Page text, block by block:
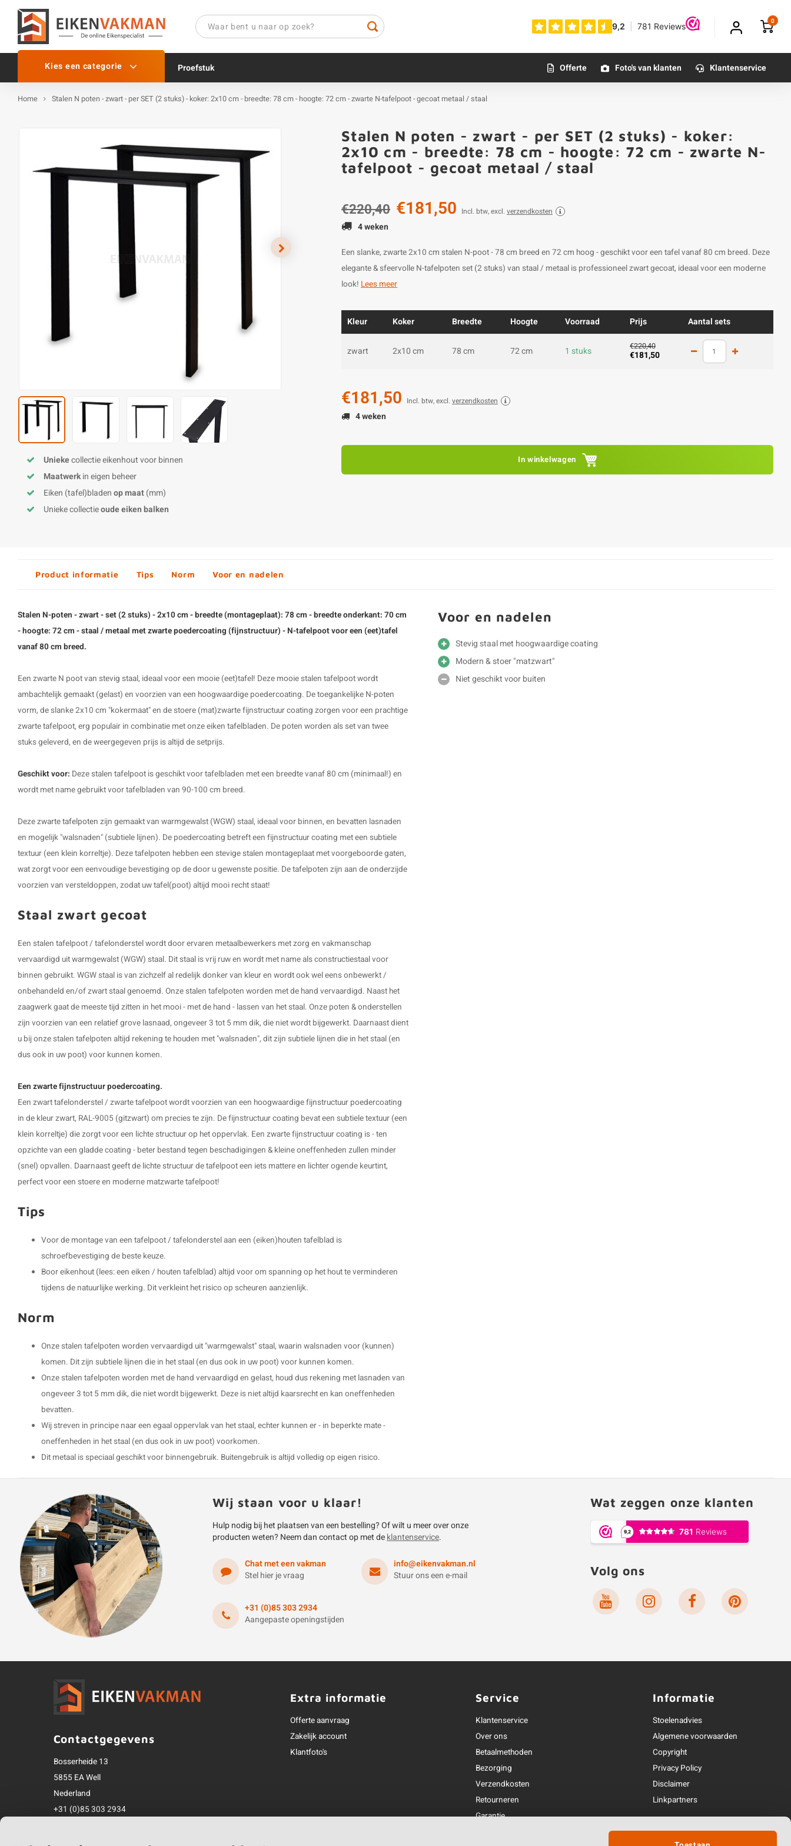
0
Kies een categorie Proefstuk Offerte Foto's van klanten Klantenservice
Home Stalen N poten - zwart - per SET (2 stuks) - koker: 2x10 cm - breedte: 78 cm - hoogte: 72 cm - zwarte N-tafelpoot - gecoat metaal / staal
Uniekecollectie eikenhout voor binnen
Maatwerkin eigen beheer
Eiken (tafel)bladenop maat(mm)
Unieke collectieoude eiken balken
Stalen N poten - zwart - per SET (2 stuks) - koker:
2x10 cm - breedte: 78 cm - hoogte: 72 cm - zwarte N-
tafelpoot - gecoat metaal / staal
€220,40 €181,50 Incl. btw, excl. verzendkosten
4 weken
Een slanke, zwarte 2x10 cm stalen N-poot - 78 cm breed en 72 cm hoog - geschikt voor een tafel vanaf 80 cm breed. Deze
elegante & sfeervolle N-tafelpoten set (2 stuks) van staal / metaal is professioneel zwart gecoat, ideaal voor een moderne
look! Lees meer
Kleur Koker Breedte Hoogte Voorraad Prijs Aantal sets
zwart 2x10 cm 78 cm 72 cm 1 stuks €220,40
€181,50
€181,50 Incl. btw, excl. verzendkosten
4 weken
In winkelwagen
Product informatie Tips Norm Voor en nadelen
Stalen N-poten - zwart - set (2 stuks) - 2x10 cm - breedte (montageplaat): 78 cm - breedte onderkant: 70 cm
- hoogte: 72 cm - staal / metaal met zwarte poedercoating (fijnstructuur) - N-tafelpootvoor een (eet)tafel
vanaf 80 cm breed.
Een zwarte N poot van stevig staal, ideaal voor een mooie (eet)tafel! Deze mooie stalen tafelpoot wordt
ambachtelijk gemaakt (gelast) en voorzien van een hoogwaardige poedercoating. De toegankelijke N-poten
vorm, de slanke 2x10 cm "kokermaat" en de stoere (mat)zwarte fijnstructuur coating zorgen voor een prachtige
zwarte tafelpoot, erg populair in combinatie met onze eiken tafelbladen. De poten worden als set van twee
stuks geleverd, en de weergegeven prijs is altijd de setprijs.
Geschikt voor: Dezestalen tafelpoot is geschikt voor tafelbladen met een breedte vanaf 80 cm (minimaal!) en
wordt met name gebruikt voor tafelbladen van 90-100 cm breed.
Dezezwarte tafelpoten zijn gemaakt van warmgewalst (WGW) staal, ideaal voor binnen, en bevatten lasnaden
en mogelijk "walsnaden" (subtiele lijnen). De poedercoating betreft een fijnstructuur coating met een subtiele
textuur (een klein korreltje). Deze tafelpoten hebben een stevige stalen montageplaat met voorgeboorde gaten,
wat zorgt voor een eenvoudige bevestiging op de door u gewenste positie. De tafelpoten zijn aan de onderzijde
voorzien van versteldoppen, zodat uw tafel(poot) altijd mooi recht staat!
Staal zwart gecoat
Een stalen tafelpoot / tafelonderstel wordt door ervaren metaalbewerkers met zorg en vakmanschap
vervaardigd uit warmgewalst (WGW) staal. Dit staal is vrij ruw en wordt met name als constructiestaal voor
binnen gebruikt. WGW staal is van zichzelf al redelijk donker van kleur en wordt ook wel eens onbewerkt /
onbehandeld en/of zwart staal genoemd. Onze stalen tafelpoten worden met de hand vervaardigd. Naast het
zaagwerk gaat de meeste tijd zitten in het mooi - met de hand - lassen van het staal. Onze poten & onderstellen
zijn voorzien van een relatief grove lasnaad, ongeveer 3 tot 5 mm dik, die niet wordt bijgewerkt. Daarnaast dient
u bij onze stalen tafelpoten altijd rekening te houden met "walsnaden", dit zijn subtiele lijnen die in het staal (en
dus ook in uw poot) voor kunnen komen.
Een zwarte fijnstructuur poedercoating.
Een zwart tafelonderstel / zwarte tafelpoot wordt voorzien van een hoogwaardige fijnstructuur poedercoating
in de kleur zwart, RAL-9005 (gitzwart) om precies te zijn. De fijnstructuur coating bevat een subtiele textuur (een
klein korreltje) die zorgt voor een lichte structuur op het oppervlak. Een zwarte fijnstructuur coating is - ten
opzichte van een gladde coating - beter bestand tegen beschadigingen & kleine oneffenheden zullen minder
(snel) opvallen. Daarnaast geeft de lichte structuur de tafelpoot een iets mattere en lichter ogende keurtint,
perfect voor een stoere en moderne matzwarte tafelpoot!
Tips
Voor de montage van een tafelpoot / tafelonderstel aan een (eiken)houten tafelblad is
schroefbevestiging de beste keuze.
Boor eikenhout (lees: een eiken / houten tafelblad) altijd voor om spanning op het hout te verminderen
tijdens de natuurlijke werking. Dit verkleint het risico op scheuren aanzienlijk.
Norm
Onze stalen tafelpoten worden vervaardigd uit "warmgewalst" staal, waarin walsnaden voor (kunnen)
komen. Dit zijn subtiele lijnen die in het staal (en dus ook in uw poot) voor kunnen komen.
Onze stalen tafelpoten worden met de hand vervaardigd en gelast, houd dus rekening met lasnaden van
ongeveer 3 tot 5 mm dik, die niet wordt bijgewerkt. Deze is niet altijd kaarsrecht en kan oneffenheden
bevatten.
Wij streven in principe naar een egaal oppervlak van het staal, echter kunnen er - in beperkte mate -
oneffenheden in het staal (en dus ook in uw poot) voorkomen.
Dit metaal is speciaal geschikt voor binnengebruik. Buitengebruik is altijd volledig op eigen risico.
Voor en nadelen
Stevig staal met hoogwaardige coating
Modern & stoer "matzwart"
Niet geschikt voor buiten
Wij staan voor u klaar!
Hulp nodig bij het plaatsen van een bestelling? Of wilt u meer over onze
producten weten? Neem dan contact op met deklantenservice.
Chat met een vakman
Stel hier je vraag
info@eikenvakman.nl
Stuur ons een e-mail
+31 (0)85 303 2934
Aangepaste openingstijden
Wat zeggen onze klanten
Volg ons
Contactgegevens
Bosserheide 13
5855 EA Well
Nederland
+31 (0)85 303 2934
Extra informatie
Offerte aanvraag
Zakelijk account
Klantfoto's
Service
Klantenservice
Over ons
Betaalmethoden
Bezorging
Verzendkosten
Retourneren
Garantie
Informatie
Stoelenadvies
Algemene voorwaarden
Copyright
Privacy Policy
Disclaimer
Linkpartners